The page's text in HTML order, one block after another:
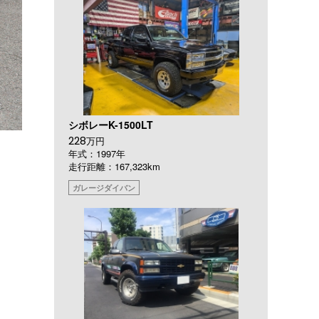
シボレーK-1500LT
228万円
年式：1997年
走行距離：167,323km
ガレージダイバン